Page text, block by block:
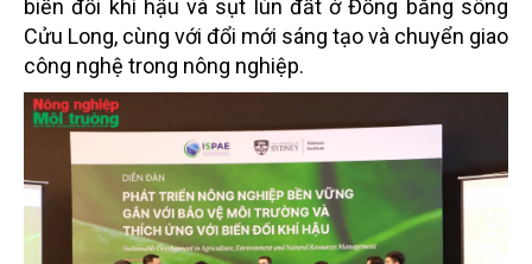
biến đổi khí hậu và sụt lún đất ở Đồng bằng sông
Cửu Long, cùng với đổi mới sáng tạo và chuyển giao
công nghệ trong nông nghiệp.